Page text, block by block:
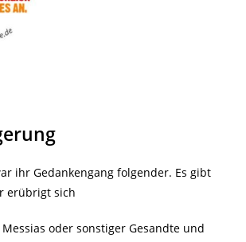
ihr Gedankengang folgender. Es gibt
erübrigt sich
oder sonstiger Gesandte und